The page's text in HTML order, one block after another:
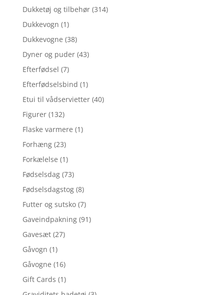
Dukketøj og tilbehør (314)
Dukkevogn (1)
Dukkevogne (38)
Dyner og puder (43)
Efterfødsel (7)
Efterfødselsbind (1)
Etui til vådservietter (40)
Figurer (132)
Flaske varmere (1)
Forhæng (23)
Forkælelse (1)
Fødselsdag (73)
Fødselsdagstog (8)
Futter og sutsko (7)
Gaveindpakning (91)
Gavesæt (27)
Gåvogn (1)
Gåvogne (16)
Gift Cards (1)